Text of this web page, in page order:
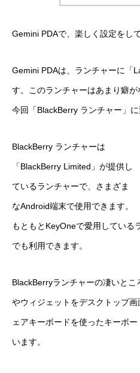
Gemini PDAで、楽しく設定をし
Gemini PDAは、ランチャーに「
す。このランチャーはあまり癖が
今回「BlackBerry ランチャー」に
BlackBerry ランチャーは
「BlackBerry Limited」が提供し
ているランチャーで、さまざま
なAndroid端末で使用できます。
もともとKeyOneで愛用している
でも利用できます。
BlackBerryランチャーの凄いとこ
やウィジェットをデスクトップ
ェアキーボードを使ったキーボ
います。